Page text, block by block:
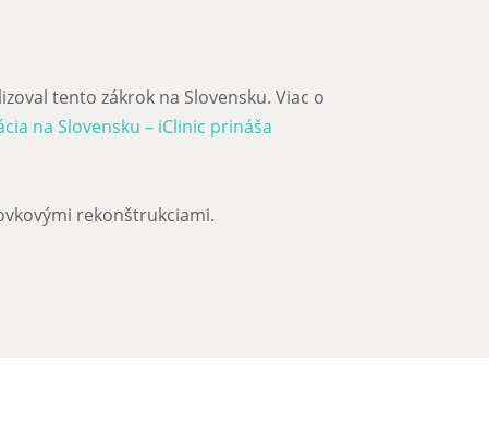
tento zákrok na Slovensku. Viac o
na Slovensku – iClinic prináša
rekonštrukciami.